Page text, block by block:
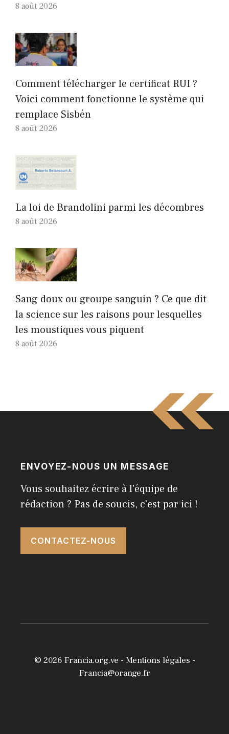
8 août 2026
Comment télécharger le certificat RUI ?
Voici comment fonctionne le système qui
remplace Sisbén
8 août 2026
La loi de Brandolini parmi les décombres
8 août 2026
Sang doux ou groupe sanguin ? Ce que dit
la science sur les raisons pour lesquelles
les moustiques vous piquent
8 août 2026
ENVOYEZ-NOUS UN MESSAGE
Vous souhaitez écrire à l'équipe de
rédaction ? Pas de soucis, c'est par ici !
CONTACTEZ-NOUS
© 2026 Francia.org.ve - Mentions légales -
Francia@orange.fr